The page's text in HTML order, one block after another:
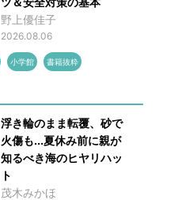
野上優佳子
2026.08.06
小学館 書籍抜粋
浮き輪のまま転覆、砂で
火傷も...夏休み前に親が
知るべき海のヒヤリハッ
ト
茂木みかほ